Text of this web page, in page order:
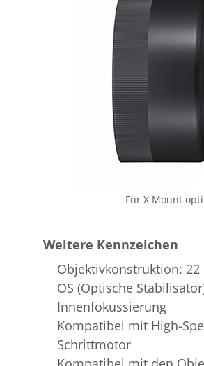
Für X Mount
Weitere Kennzeichen
Objektivkonstruktion: 22
OS (Optische
Innenfokussierung
Kompatibel mit High-
Schrittmotor